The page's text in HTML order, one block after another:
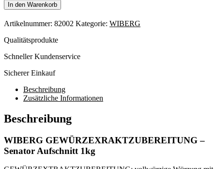
In den Warenkorb
Artikelnummer: 82002 Kategorie: WIBERG
Qualitätsprodukte
Schneller Kundenservice
Sicherer Einkauf
Beschreibung
Zusätzliche Informationen
Beschreibung
WIBERG GEWÜRZEXRAKTZUBEREITUNG –
Senator Aufschnitt 1kg